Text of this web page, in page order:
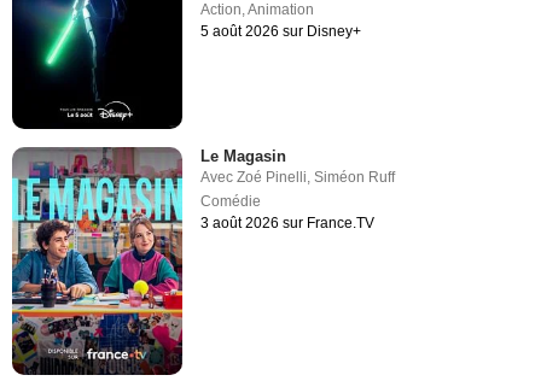
Action,Animation
5 août 2026 sur Disney+
Le Magasin
AvecZoé Pinelli,Siméon Ruff
Comédie
3 août 2026 sur France.TV